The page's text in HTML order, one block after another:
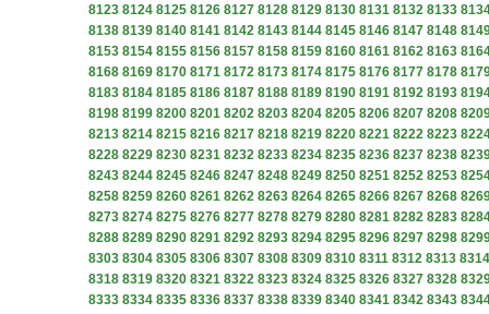
8123 8124 8125 8126 8127 8128 8129 8130 8131 8132 8133
8138 8139 8140 8141 8142 8143 8144 8145 8146 8147 8148
8153 8154 8155 8156 8157 8158 8159 8160 8161 8162 8163
8168 8169 8170 8171 8172 8173 8174 8175 8176 8177 8178
8183 8184 8185 8186 8187 8188 8189 8190 8191 8192 8193
8198 8199 8200 8201 8202 8203 8204 8205 8206 8207 8208
8213 8214 8215 8216 8217 8218 8219 8220 8221 8222 8223
8228 8229 8230 8231 8232 8233 8234 8235 8236 8237 8238
8243 8244 8245 8246 8247 8248 8249 8250 8251 8252 8253
8258 8259 8260 8261 8262 8263 8264 8265 8266 8267 8268
8273 8274 8275 8276 8277 8278 8279 8280 8281 8282 8283
8288 8289 8290 8291 8292 8293 8294 8295 8296 8297 8298
8303 8304 8305 8306 8307 8308 8309 8310 8311 8312 8313 8314
8318 8319 8320 8321 8322 8323 8324 8325 8326 8327 8328
8333 8334 8335 8336 8337 8338 8339 8340 8341 8342 8343